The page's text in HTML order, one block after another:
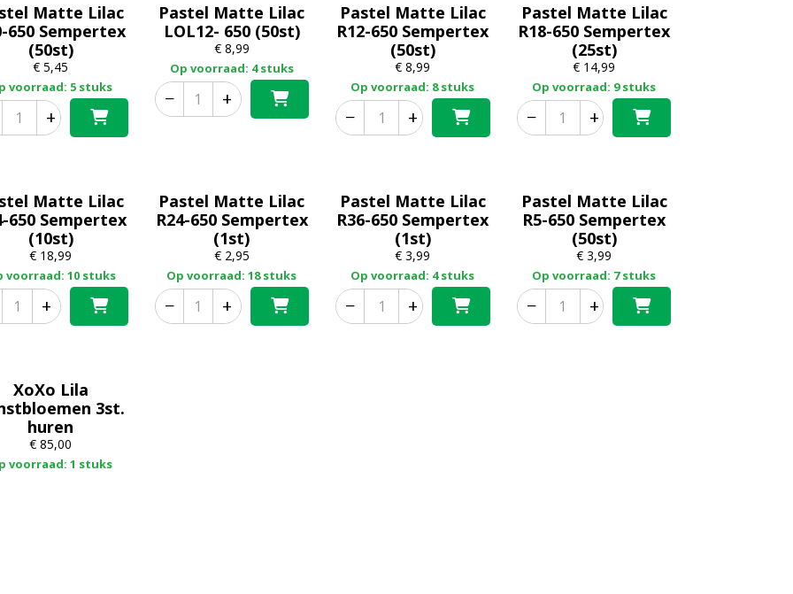
Matte Lilac
650 Sempertex
(50st)
€ 5,45
voorraad: 5 stuks
+
Pastel Matte Lilac
LOL12- 650 (50st)
€8,99
Op voorraad: 4 stuks
− +
Pastel Matte Lilac
R12-650 Sempertex
(50st)
€ 8,99
Op voorraad: 8 stuks
− +
Pastel Matte Lilac
R18-650 Sempertex
(25st)
€ 14,99
Op voorraad: 9 stuks
− +
Matte Lilac
650 Sempertex
(10st)
€ 18,99
voorraad: 10 stuks
+
Pastel Matte Lilac
R24-650 Sempertex
(1st)
€2,95
Op voorraad: 18 stuks
− +
Pastel Matte Lilac
R36-650 Sempertex
(1st)
€ 3,99
Op voorraad: 4 stuks
− +
Pastel Matte Lilac
R5-650 Sempertex
(50st)
€ 3,99
Op voorraad: 7 stuks
− +
XoXo Lila
3st.
huren
€ 85,00
voorraad: 1 stuks